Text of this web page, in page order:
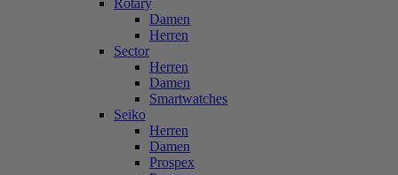
Rotary
Damen
Herren
Sector
Herren
Damen
Smartwatches
Seiko
Herren
Damen
Prospex